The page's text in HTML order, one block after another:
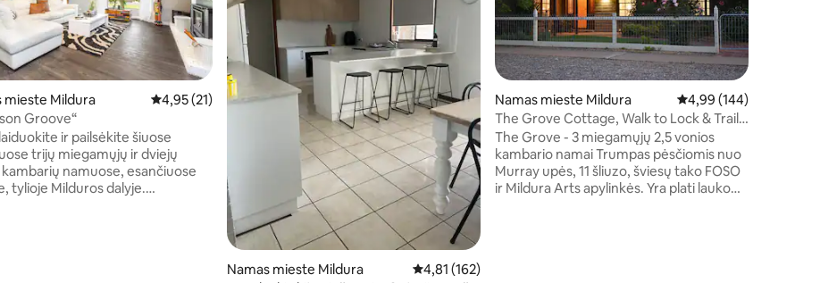
iš 5, atsiliepimų: 40
mieste Mildura Vidutinis įvertinimas: 4,95 iš 5, atsiliepimų: 21
4,95 (21)
Groove“
ir pailsėkite šiuose
trijų miegamųjų ir dviejų
namuose, esančiuose
tylioje Milduros dalyje.
Namas mieste Mildura Vidutinis įvertinimas: 4,81 iš 5, atsiliepimų: 162
4,81 (162)
Namas mieste Mildura Vidutinis įvertinimas:
4,99 (144)
The Grove Cottage, Walk to Lock & Trail
Of Lights.
The Grove - 3 miegamųjų 2,5 vonios
kambario namai Trumpas pėsčiomis nuo
Murray upės, 11 šliuzo, šviesų tako FOSO
ir Mildura Arts apylinkės. Yra plati lauko